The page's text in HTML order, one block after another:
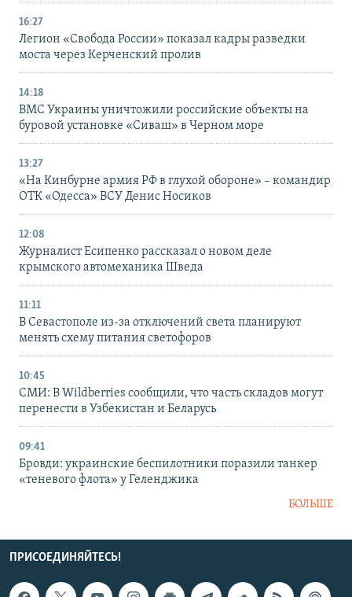
16:27
Легион «Свобода России» показал кадры разведки
моста через Керченский пролив
14:18
ВМС Украины уничтожили российские объекты на
буровой установке «Сиваш» в Черном море
13:27
«На Кинбурне армия РФ в глухой обороне» – командир
ОТК «Одесса» ВСУ Денис Носиков
12:08
Журналист Есипенко рассказал о новом деле
крымского автомеханика Шведа
11:11
В Севастополе из-за отключений света планируют
менять схему питания светофоров
10:45
СМИ: В Wildberries сообщили, что часть складов могут
перенести в Узбекистан и Беларусь
09:41
Бровди: украинские беспилотники поразили танкер
«теневого флота» у Геленджика
БОЛЬШЕ
ПРИСОЕДИНЯЙТЕСЬ!